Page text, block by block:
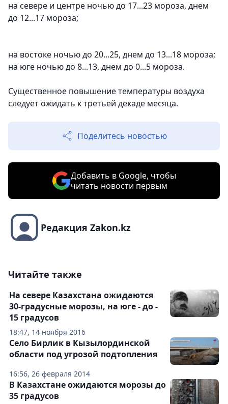
на севере и центре ночью до 17...23 мороза, днем
до 12...17 мороза;
на востоке ночью до 20...25, днем до 13...18 мороза;
на юге ночью до 8...13, днем до 0...5 мороза.
Существенное повышение температуры воздуха
следует ожидать к третьей декаде месяца.
Поделитесь новостью
Добавить в Google, чтобы
читать новости первым
Редакция Zakon.kz
Читайте также
18:47, 14 ноября 2016
На севере Казахстана ожидаются
30-градусные морозы, на юге - до -
15 градусов
16:56, 26 февраля 2014
Село Бирлик в Кызылординской
области под угрозой подтопления
В Казахстане ожидаются морозы до
35 градусов